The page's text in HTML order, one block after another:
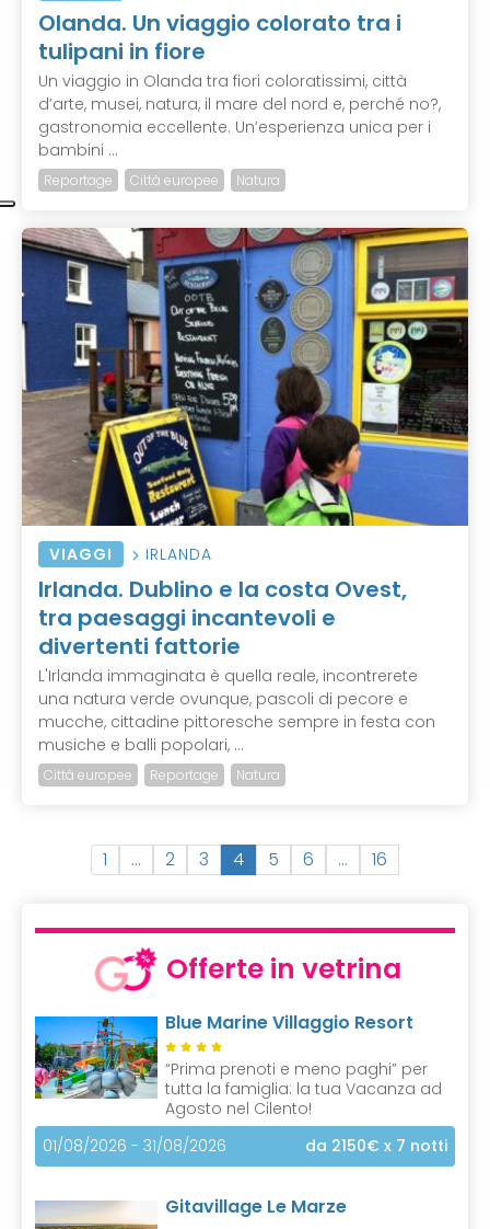
Olanda. Un viaggio colorato tra i
tulipani in fiore
Un viaggio in Olanda tra fiori coloratissimi, città
d’arte, musei, natura, il mare del nord e, perché no?,
gastronomia eccellente. Un’esperienza unica per i
bambini ...
Reportage Città europee Natura
VIAGGI IRLANDA
Irlanda. Dublino e la costa Ovest,
tra paesaggi incantevoli e
divertenti fattorie
L'Irlanda immaginata è quella reale, incontrerete
una natura verde ovunque, pascoli di pecore e
mucche, cittadine pittoresche sempre in festa con
musiche e balli popolari, ...
Città europee Reportage Natura
1 … 2 3 4(
c
r
e
t
5 6 … 16
Offerte in vetrina
Blue Marine Villaggio Resort
“Prima prenoti e meno paghi” per
tutta la famiglia: la tua Vacanza ad
Agosto nel Cilento!
01/08/2026 - 31/08/2026
da 2150€ x 7 notti
Gitavillage Le Marze